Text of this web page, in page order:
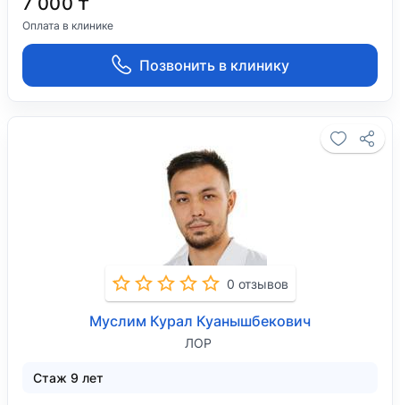
Оплата в клинике
Позвонить в клинику
0 отзывов
Муслим Курал Куанышбекович
ЛОР
Стаж 9 лет